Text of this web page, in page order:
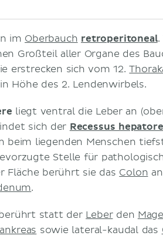
im Oberbauch retroperitoneal.
Großteil aller Organe des
erstrecken sich vom 12.
Höhe des 2. Lendenwirbels.
liegt ventral die Leber an
sich der Recessus
beim liegenden Menschen
Stelle für
Fläche berührt sie das Colon
.
statt der Leberden
sowie lateral-kaudal das